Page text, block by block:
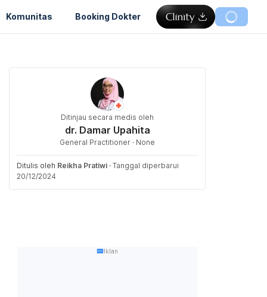
Komunitas Booking Dokter
Ditinjau secara medis oleh
dr. Damar Upahita
General Practitioner · None
Ditulis oleh Reikha Pratiwi · Tanggal diperbarui
20/12/2024
Iklan